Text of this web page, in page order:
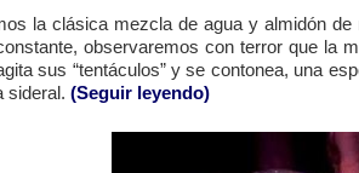
la clásica mezcla de agua y almidón
observaremos con terror que la
sus “tentáculos” y se contonea, una
sideral. (Seguir leyendo)